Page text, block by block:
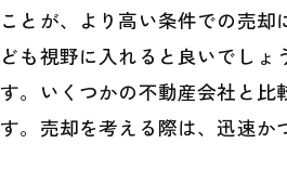
が、より高い条件での売却
も視野に入れると良いでし
。いくつかの不動産会社と
。売却を考える際は、迅速